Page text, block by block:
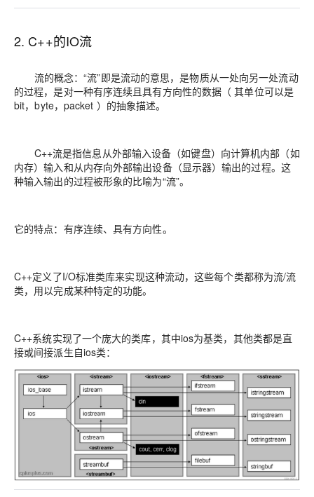
2. C++的IO流
流的概念：“流”即是流动的意思，是物质从一处向另一处流动
的过程，是对一种有序连续且具有方向性的数据（ 其单位可以是
bit，byte，packet ）的抽象描述。
C++流是指信息从外部输入设备（如键盘）向计算机内部（如
内存）输入和从内存向外部输出设备（显示器）输出的过程。这
种输入输出的过程被形象的比喻为“流”。
它的特点：有序连续、具有方向性。
C++定义了I/O标准类库来实现这种流动，这些每个类都称为流/流
类，用以完成某种特定的功能。
C++系统实现了一个庞大的类库，其中ios为基类，其他类都是直
接或间接派生自ios类：